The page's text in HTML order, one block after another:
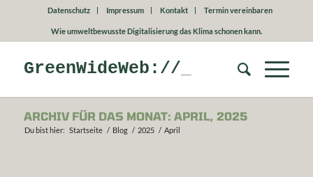
Datenschutz Impressum Kontakt Termin vereinbaren
Wie umweltbewusste Digitalisierung das Klima schonen kann.
GreenWideWeb://
ARCHIV FÜR DAS MONAT: APRIL, 2025
Du bist hier: Startseite / Blog / 2025 / April